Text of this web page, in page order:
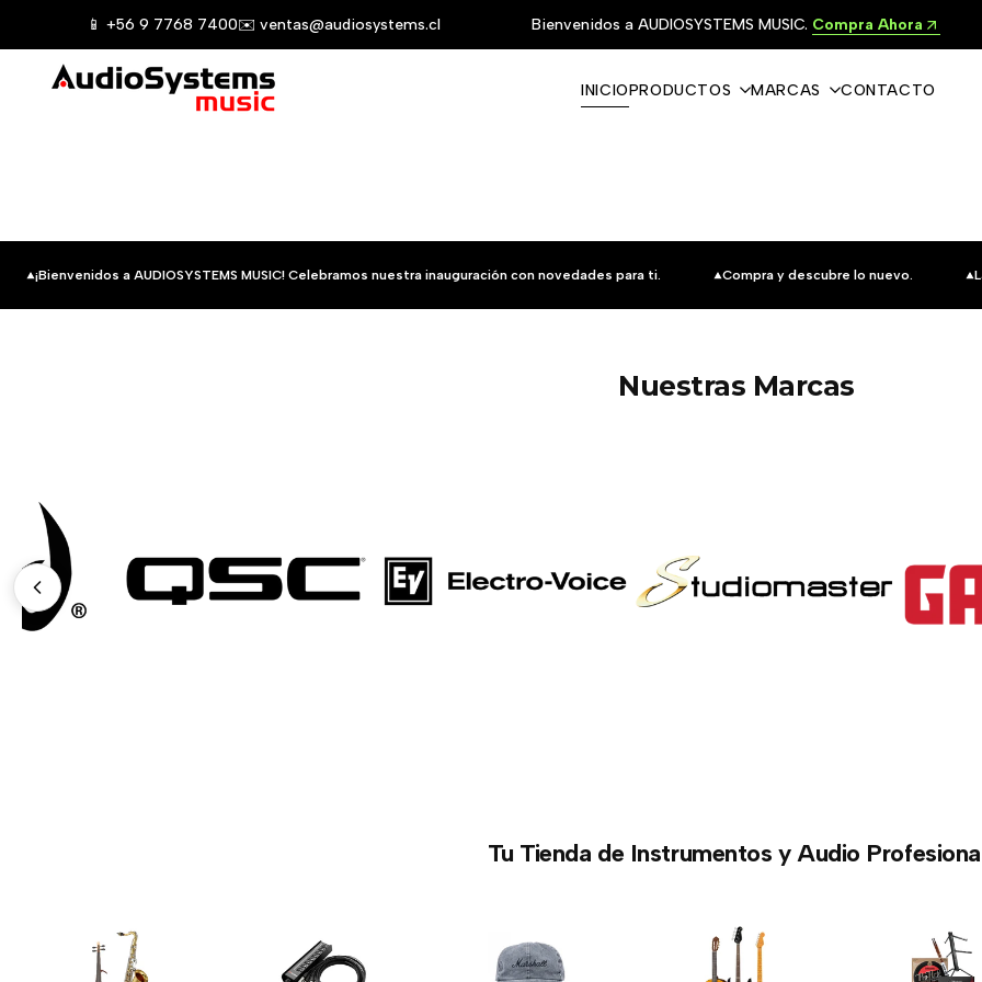
📱 +56 9 7768 7400✉️ ventas@audiosystems.cl Bienvenidos a AUDIOSYSTEMS MUSIC. Compra Ahora
INICIOPRODUCTOS MARCAS CONTACTO
¡Bienvenidos a AUDIOSYSTEMS MUSIC! Celebramos nuestra inauguración con novedades para ti. Compra y descubre lo nuevo.
Nuestras Marcas
Tu Tienda de Instrumentos y Audio